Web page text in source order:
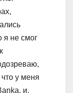
я не смог
у меня
и,